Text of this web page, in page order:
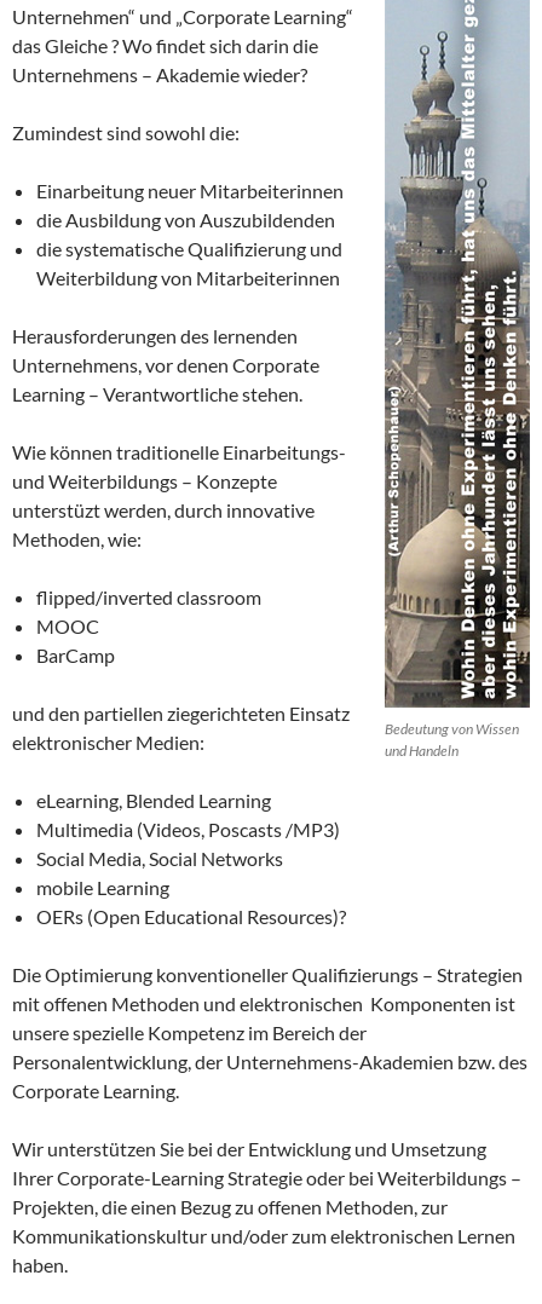
Bedeutung von Wissen
und Handeln
Unternehmen“ und „Corporate Learning“
das Gleiche ? Wo findet sich darin die
Unternehmens – Akademie wieder?
Zumindest sind sowohl die:
Einarbeitung neuer Mitarbeiterinnen
die Ausbildung von Auszubildenden
die systematische Qualifizierung und
Weiterbildung von Mitarbeiterinnen
Herausforderungen des lernenden
Unternehmens, vor denen Corporate
Learning – Verantwortliche stehen.
Wie können traditionelle Einarbeitungs-
und Weiterbildungs – Konzepte
unterstüzt werden, durch innovative
Methoden, wie:
flipped/inverted classroom
MOOC
BarCamp
und den partiellen ziegerichteten Einsatz
elektronischer Medien:
eLearning, Blended Learning
Multimedia (Videos, Poscasts /MP3)
Social Media, Social Networks
mobile Learning
OERs (Open Educational Resources)?
Die Optimierung konventioneller Qualifizierungs – Strategien
mit offenen Methoden und elektronischen Komponenten ist
unsere spezielle Kompetenz im Bereich der
Personalentwicklung, der Unternehmens-Akademien bzw. des
Corporate Learning.
Wir unterstützen Sie bei der Entwicklung und Umsetzung
Ihrer Corporate-Learning Strategie oder bei Weiterbildungs –
Projekten, die einen Bezug zu offenen Methoden, zur
Kommunikationskultur und/oder zum elektronischen Lernen
haben.